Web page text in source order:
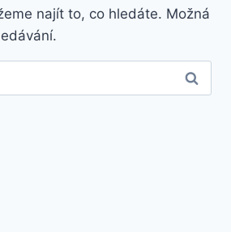
najít to, co hledáte. Možná